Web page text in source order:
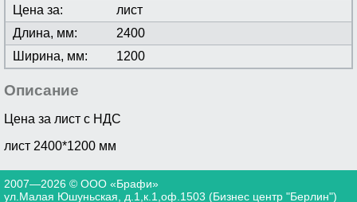
Цена за:
лист
Длина, мм:
2400
Ширина, мм:
1200
Описание
Цена за лист с НДС
лист 2400*1200 мм
2007—2026 © ООО «Брафи»
ул.Малая Юшуньская, д.1,к.1,оф.1503 (Бизнес центр "Берлин")